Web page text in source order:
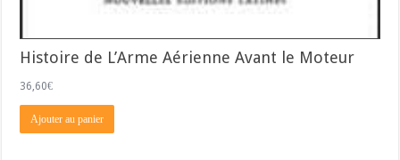
Histoire de L’Arme Aérienne Avant le Moteur
36,60€
Ajouter au panier